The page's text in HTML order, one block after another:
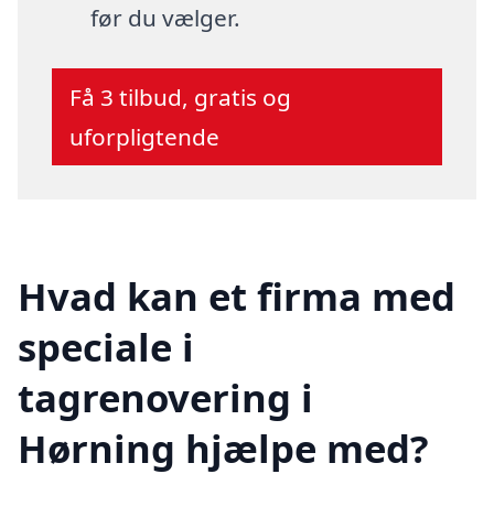
før du vælger.
Få 3 tilbud, gratis og
uforpligtende
Hvad kan et firma med
speciale i
tagrenovering i
Hørning hjælpe med?